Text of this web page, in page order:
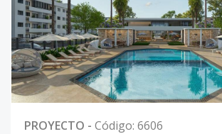
PROYECTO - Código: 6606